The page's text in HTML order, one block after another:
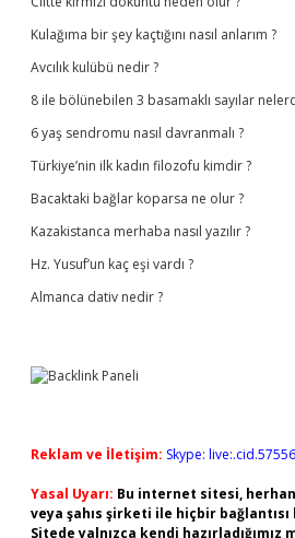
Kulağıma bir şey kaçtığını nasıl anlarım ?
Avcılık kulübü nedir ?
8 ile bölünebilen 3 basamaklı sayılar
6 yaş sendromu nasıl davranmalı ?
Türkiye’nin ilk kadın filozofu kimdir ?
Bacaktaki bağlar koparsa ne olur ?
Kazakistanca merhaba nasıl yazılır ?
Hz. Yusuf’un kaç eşi vardı ?
Almanca dativ nedir ?
Reklam ve İletişim: Skype:
Yasal Uyarı: Bu internet sitesi,
veya şahıs şirketi ile hiçbir
Sitede yalnızca kendi hazırladığımız